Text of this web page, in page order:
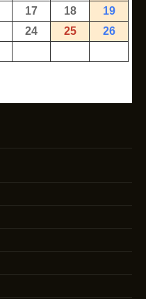
17 18
19
24 25
26